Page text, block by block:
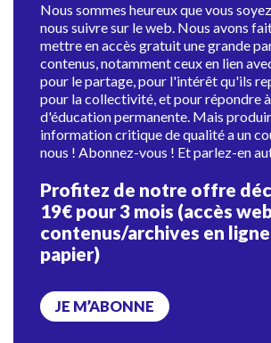
Nous sommes heureux que vous
nous suivre sur le web. Nous avons
mettre en accès gratuit une grande
contenus, notamment ceux en lien
pour le partage, pour l'intérêt qu'ils
pour la collectivité, et pour répondre
d'éducation permanente. Mais
information critique de qualité a un
nous ! Abonnez-vous ! Et parlez-en
Profitez de notre offre
19€ pour 3 mois (accès
contenus/archives en
papier)
JE M’ABONNE